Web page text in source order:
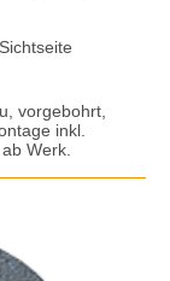
vorgebohrt,
inkl.
Werk.